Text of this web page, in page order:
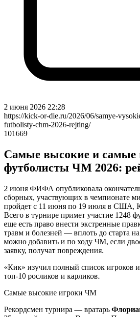
2 июня 2026 22:28
https://kick-or-die.ru/2026/06/samye-
futbolisty-chm-2026-rejting/
101669
Самые высокие и самые
футболисты ЧМ 2026:
2 июня ФИФА опубликовала
сборных, участвующих в чемпионате
пройдет с 11 июня по 19 июля в США,
Всего в турнире примет участие 1248
еще есть право внести экстренные
травм и болезней — вплоть до старта
можно добавить и по ходу ЧМ, если
заявку, получат повреждения.
«Кик» изучил полный список игроков
топ-10 росликов и карликов.
Самые высокие игроки ЧМ
Рекордсмен турнира — вратарь